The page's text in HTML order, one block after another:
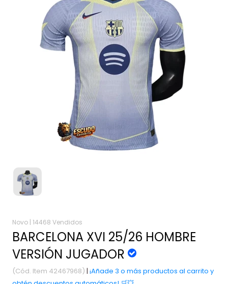
Novo | 14468 Vendidos
BARCELONA XVI 25/26 HOMBRE
VERSIÓN JUGADOR
(Cód. Item 42467968) | ¡Añade 3 o más productos al carrito y